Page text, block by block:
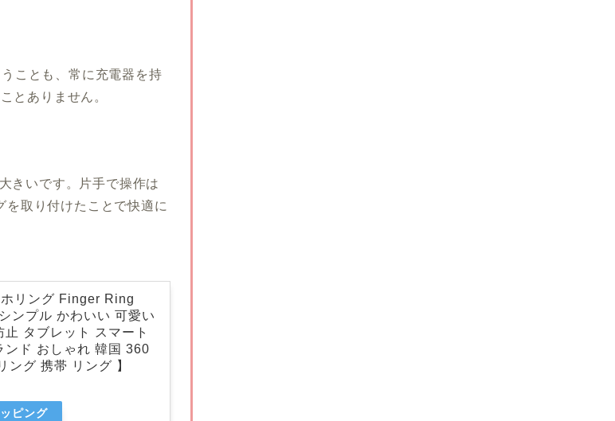
ことも、常に充電器を持
とありません。
きいです。片手で操作は
取り付けたことで快適に
リング Finger Ring
ンプル かわいい 可愛い
タブレット スマート
ンド おしゃれ 韓国 360
ング 携帯 リング 】
ピング